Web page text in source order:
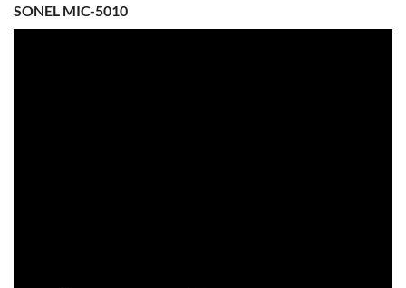
SONEL MIC-5010